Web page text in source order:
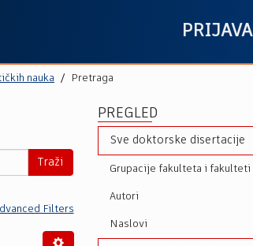
PRIJAVA
nauka Pretraga
Traži
Filters
PREGLED
Sve doktorske disertacije
Grupacije fakulteta i fakulteti
Autori
Naslovi